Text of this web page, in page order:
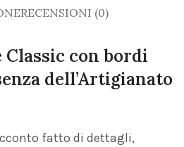
RECENSIONI (0)
con bordi
dell’Artigianato
fatto di dettagli,